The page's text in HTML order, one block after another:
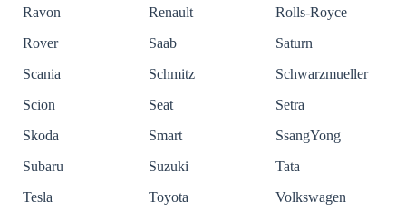
Ravon
Renault
Rolls-Royce
Rover
Saab
Saturn
Scania
Schmitz
Schwarzmueller
Scion
Seat
Setra
Skoda
Smart
SsangYong
Subaru
Suzuki
Tata
Tesla
Toyota
Volkswagen